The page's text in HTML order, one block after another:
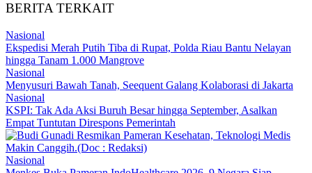
BERITA TERKAIT
Nasional
Ekspedisi Merah Putih Tiba di Rupat, Polda Riau Bantu Nelayan
hingga Tanam 1.000 Mangrove
Nasional
Menyusuri Bawah Tanah, Seequent Galang Kolaborasi di Jakarta
Nasional
KSPI: Tak Ada Aksi Buruh Besar hingga September, Asalkan
Empat Tuntutan Direspons Pemerintah
Nasional